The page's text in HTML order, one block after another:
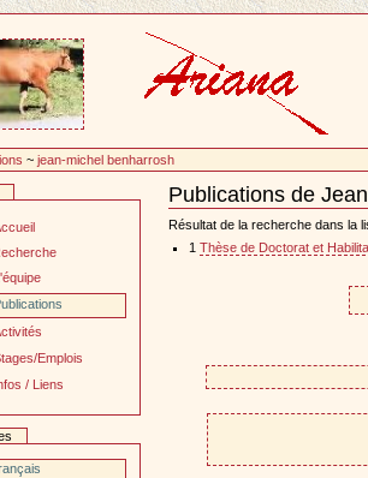
~jean-michel benharrosh
Emplois
/ Liens
Publications de
Document
Actions
Résultat de la recherche dans la
1 Thèse de Doctorat et